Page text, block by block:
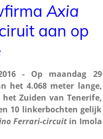
Axia
aan op
- Op maandag 29
het 4.068 meter lange,
Zuiden van Tenerife,
10 linkerbochten gelijk
Ferrari-circuitin Imola